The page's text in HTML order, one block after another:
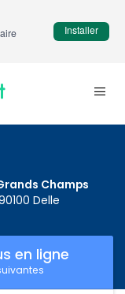
Champs
Delle
en ligne
Installer